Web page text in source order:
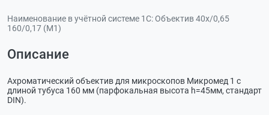
Наименование в учётной системе 1С:Объектив 40х/0,65
160/0,17 (М1)
Описание
Ахроматический объектив для микроскопов Микромед 1 с
длиной тубуса 160 мм (парфокальная высота h=45мм, стандарт
DIN).